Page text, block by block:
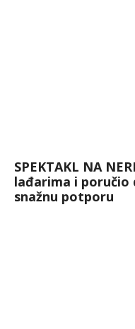
SPEKTAKL NA
lađarima i
snažnu potporu